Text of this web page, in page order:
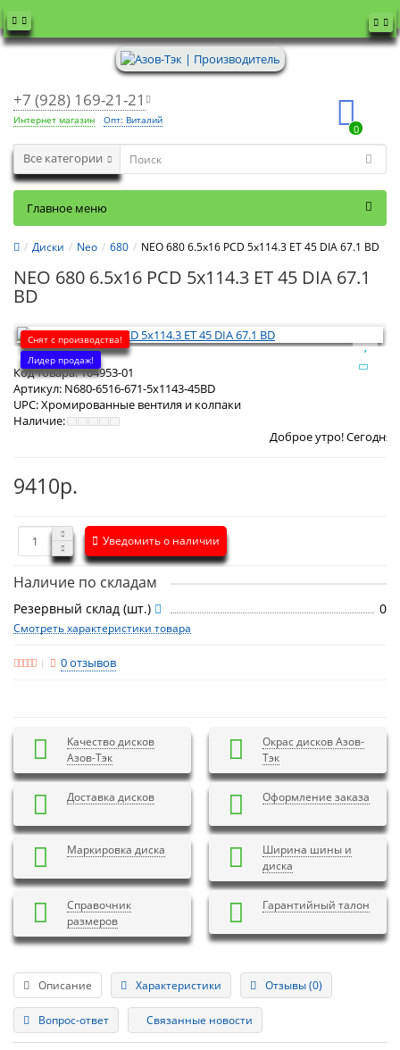
+7 (928) 169-21-21
Интернет магазин Опт: Виталий
0
Все категории
Главное меню
Диски Neo 680 NEO 680 6.5x16 PCD 5x114.3 ET 45 DIA 67.1 BD
NEO 680 6.5x16 PCD 5x114.3 ET 45 DIA 67.1
BD
Снят с производства!
Лидер продаж!
Код товара:104953-01
Артикул: N680-6516-671-5x1143-45BD
UPC:Хромированные вентиля и колпаки
Наличие:
Доброе утро! СегодняСуббота 8
9410р.
Уведомить о наличии
Наличие по складам
Резервный склад (шт.) 0
Смотреть характеристики товара
0 отзывов
Качество дисков
Азов-Тэк
Окрас дисков Азов-
Тэк
Доставка дисков Оформление заказа
Маркировка диска
Ширина шины и
диска
Справочник
размеров
Гарантийный талон
Описание Характеристики Отзывы (0)
Вопрос-ответ Связанные новости